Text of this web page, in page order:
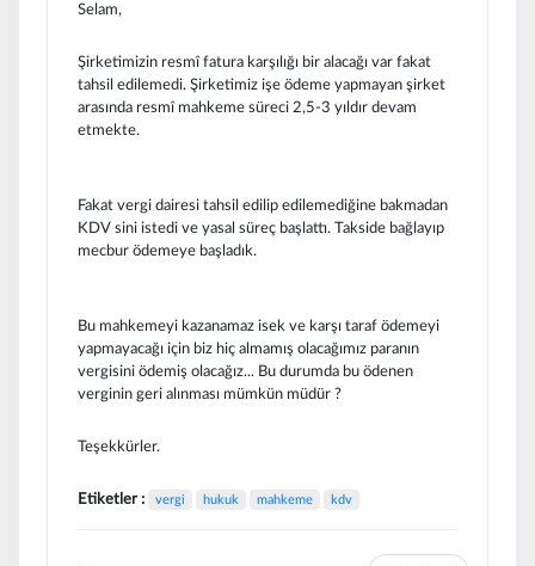
Selam,
Şirketimizin resmî fatura karşılığı bir alacağı var fakat
tahsil edilemedi. Şirketimiz işe ödeme yapmayan şirket
arasında resmî mahkeme süreci 2,5-3 yıldır devam
etmekte.
Fakat vergi dairesi tahsil edilip edilemediğine bakmadan
KDV sini istedi ve yasal süreç başlattı. Takside bağlayıp
mecbur ödemeye başladık.
Bu mahkemeyi kazanamaz isek ve karşı taraf ödemeyi
yapmayacağı için biz hiç almamış olacağımız paranın
vergisini ödemiş olacağız... Bu durumda bu ödenen
verginin geri alınması mümkün müdür ?
Teşekkürler.
Etiketler : vergi hukuk mahkeme kdv